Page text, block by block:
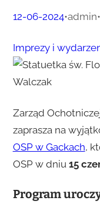
12-06-2024•admin•
Imprezy i
Zarząd
zaprasza na
OSP w Gackach,
OSP w dniu 15
Program